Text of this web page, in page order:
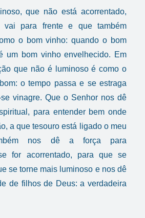
que não está acorrentado,
vai para frente e que também
o bom vinho: quando o bom
um bom vinho envelhecido. Em
que não é luminoso é como o
o tempo passa e se estraga
vinagre. Que o Senhor nos dê
para entender bem onde
a que tesouro está ligado o meu
nos dê a força para
for acorrentado, para que se
se torne mais luminoso e nos dê
de filhos de Deus: a verdadeira